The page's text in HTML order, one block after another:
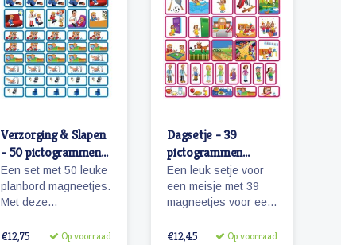
Verzorging & Slapen
- 50 pictogrammen
(jongen)
Een set met 50 leuke
planbord magneetjes.
Met deze
je bijvoorbeeld het
€12,75 Op voorraad
Dagsetje - 39
pictogrammen
(meisje)
Een leuk setje voor
een meisje met 39
magneetjes voor een
o.a. magneetjes voor
€12,45 Op voorraad